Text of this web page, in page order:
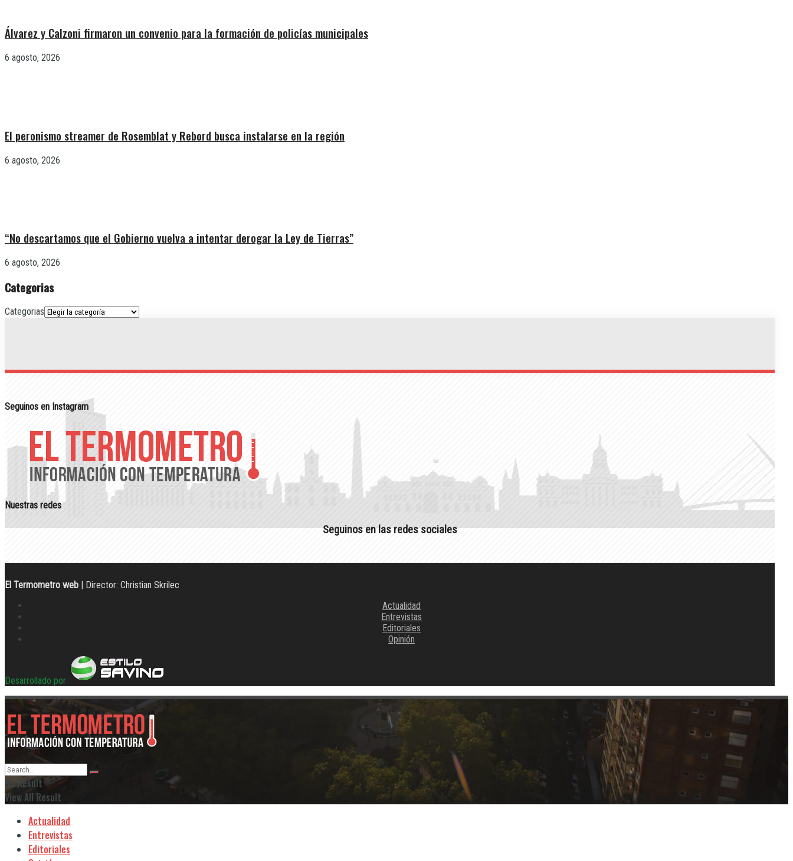
Álvarez y Calzoni firmaron un convenio para la formación de policías municipales
6 agosto, 2026
El peronismo streamer de Rosemblat y Rebord busca instalarse en la región
6 agosto, 2026
“No descartamos que el Gobierno vuelva a intentar derogar la Ley de Tierras”
6 agosto, 2026
Categorias
Categorias
Seguinos en Instagram
Nuestras redes
Seguinos en las redes sociales
El Termometro web | Director: Christian Skrilec
Actualidad
Entrevistas
Editoriales
Opinión
Desarrollado por
No Result
View All Result
Actualidad
Entrevistas
Editoriales